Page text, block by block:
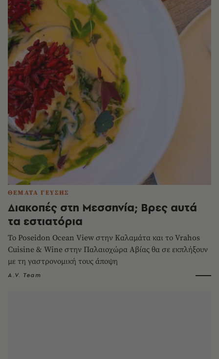
ΘΕΜΑΤΑ ΓΕΥΣΗΣ
Διακοπές στη Μεσσηνία; Βρες αυτά
τα εστιατόρια
Το Poseidon Ocean View στην Καλαμάτα και το Vrahos
Cuisine & Wine στην Παλαιοχώρα Αβίας θα σε εκπλήξουν
με τη γαστρονομική τους άποψη
A.V. Team